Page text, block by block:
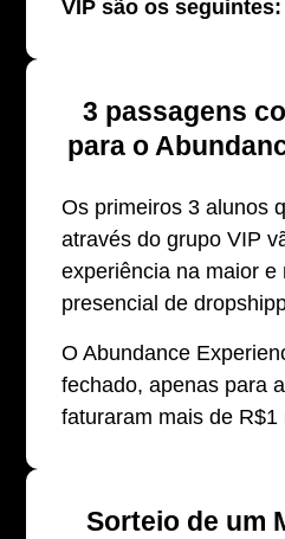
VIP são os seguintes:
3 passagens
para o
Os primeiros 3 alunos
através do grupo VIP
experiência na maior e
presencial de
O Abundance
fechado, apenas para
faturaram mais de R$1
Sorteio de um